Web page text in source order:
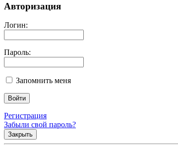
Авторизация
Логин:
Пароль:
Запомнить меня
Регистрация
Забыли свой пароль?
Закрыть